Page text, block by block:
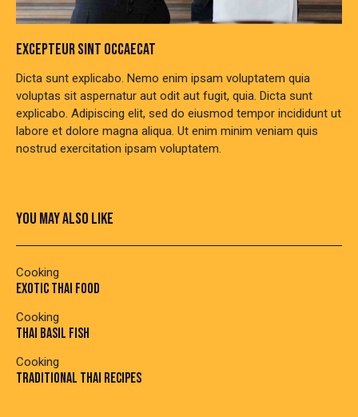
EXCEPTEUR SINT OCCAECAT
Dicta sunt explicabo. Nemo enim ipsam voluptatem quia
voluptas sit aspernatur aut odit aut fugit, quia. Dicta sunt
explicabo. Adipiscing elit, sed do eiusmod tempor incididunt ut
labore et dolore magna aliqua. Ut enim minim veniam quis
nostrud exercitation ipsam voluptatem.
YOU MAY ALSO LIKE
Cooking
EXOTIC THAI FOOD
Cooking
THAI BASIL FISH
Cooking
TRADITIONAL THAI RECIPES